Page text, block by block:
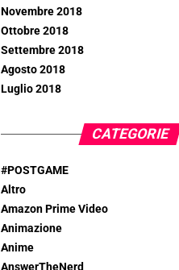
Novembre 2018
Ottobre 2018
Settembre 2018
Agosto 2018
Luglio 2018
CATEGORIE
#POSTGAME
Altro
Amazon Prime Video
Animazione
Anime
AnswerTheNerd